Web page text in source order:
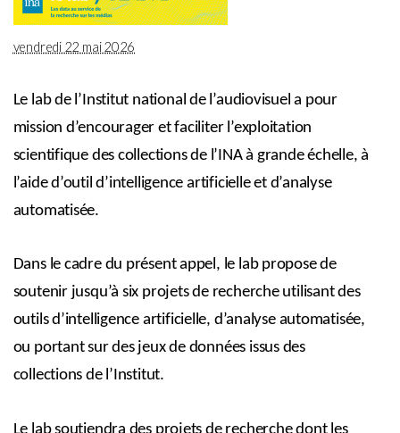
vendredi 22 mai 2026
Le labde l’Institut national de l’audiovisuel a pour
mission d’encourager et faciliter l’exploitation
scientifique des collections de l’INA à grande échelle, à
l’aide d’outil d’intelligence artificielle et d’analyse
automatisée.
Dans le cadre du présent appel, le lab propose de
soutenir jusqu’à six projets de recherche utilisant des
outilsd’intelligence artificielle, d’analyse automatisée,
ou portant sur des jeux de données issus des
collections de l’Institut.